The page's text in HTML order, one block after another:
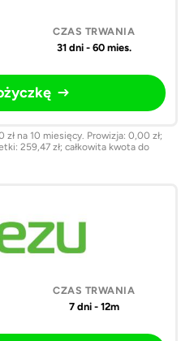
31 dni - 60 mies.
na 10 miesięcy. Prowizja: 0,00 zł;
259,47 zł; całkowita kwota do
7 dni - 12m